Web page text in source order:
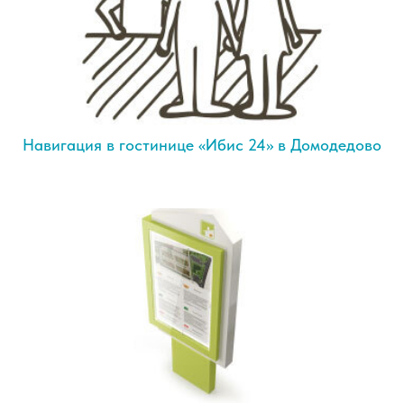
Навигация в гостинице «Ибис 24» в Домодедово